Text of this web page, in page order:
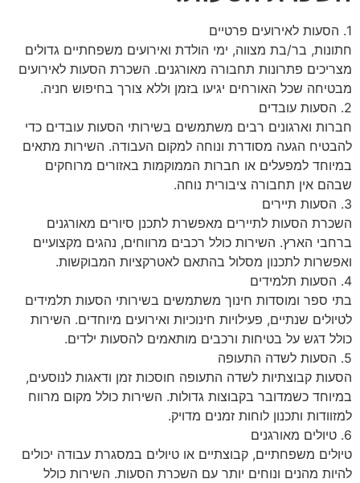
1. הסעות לאירועים פרטיים
חתונות, בר/בת מצווה, ימי הולדת ואירועים משפחתיים גדולים
מצריכים פתרונות תחבורה מאורגנים. השכרת הסעות לאירועים
מבטיחה שכל האורחים יגיעו בזמן וללא צורך בחיפוש חניה.
2. הסעות עובדים
חברות וארגונים רבים משתמשים בשירותי הסעות עובדים כדי
להבטיח הגעה מסודרת ונוחה למקום העבודה. השירות מתאים
במיוחד למפעלים או חברות הממוקמות באזורים מרוחקים
שבהם אין תחבורה ציבורית נוחה.
3. הסעות תיירים
השכרת הסעות לתיירים מאפשרת לתכנן סיורים מאורגנים
ברחבי הארץ. השירות כולל רכבים מרווחים, נהגים מקצועיים
ואפשרות לתכנון מסלול בהתאם לאטרקציות המבוקשות.
4. הסעות תלמידים
בתי ספר ומוסדות חינוך משתמשים בשירותי הסעות תלמידים
לטיולים שנתיים, פעילויות חינוכיות ואירועים מיוחדים. השירות
כולל דגש על בטיחות ורכבים מותאמים להסעות ילדים.
5. הסעות לשדה התעופה
הסעות קבוצתיות לשדה התעופה חוסכות זמן ודאגות לנוסעים,
במיוחד כשמדובר בקבוצות גדולות. השירות כולל מקום מרווח
למזוודות ותכנון לוחות זמנים מדויק.
6. טיולים מאורגנים
טיולים משפחתיים, קבוצתיים או טיולים במסגרת עבודה יכולים
להיות מהנים ונוחים יותר עם השכרת הסעות. השירות כולל